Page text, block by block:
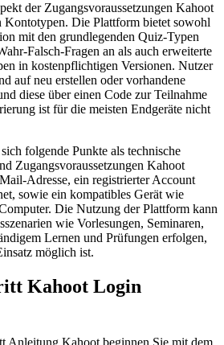
der Zugangsvoraussetzungen Kahoot
Kontotypen. Die Plattform bietet sowohl
mit den grundlegenden Quiz-Typen
Falsch-Fragen an als auch erweiterte
in kostenpflichtigen Versionen. Nutzer
auf neu erstellen oder vorhandene
diese über einen Code zur Teilnahme
ist für die meisten Endgeräte nicht
folgende Punkte als technische
Zugangsvoraussetzungen Kahoot
Adresse, ein registrierter Account
sowie ein kompatibles Gerät wie
Die Nutzung der Plattform kann
wie Vorlesungen, Seminaren,
Lernen und Prüfungen erfolgen,
möglich ist.
Kahoot Login
Anleitung Kahoot beginnen Sie mit dem